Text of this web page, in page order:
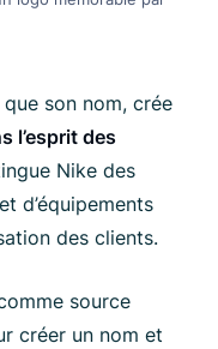
son nom, crée
l’esprit des
Nike des
d’équipements
des clients.
source
créer un nom et